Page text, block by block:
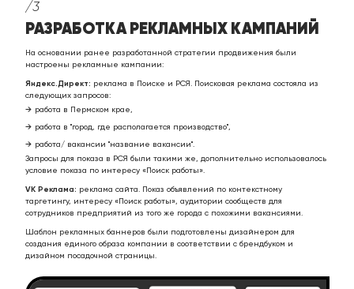
/3
РАЗРАБОТКА РЕКЛАМНЫХ КАМПАНИЙ
На основании ранее разработанной стратегии продвижения были
настроены рекламные кампании:
Яндекс.Директ: реклама в Поиске и РСЯ. Поисковая реклама состояла из
следующих запросов:
работа в Пермском крае,
работа в "город, где располагается производство",
работа/ вакансии "название вакансии".
Запросы для показа в РСЯ были такими же, дополнительно использовалось
условие показа по интересу «Поиск работы».
VK Реклама: реклама сайта. Показ объявлений по контекстному
таргетингу, интересу «Поиск работы», аудитории сообществ для
сотрудников предприятий из того же города с похожими вакансиями.
Шаблон рекламных баннеров были подготовлены дизайнером для
создания единого образа компании в соответствии с брендбуком и
дизайном посадочной страницы.